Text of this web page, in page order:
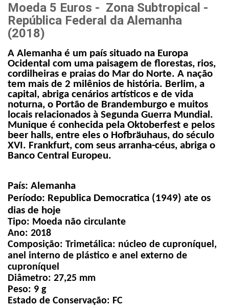
Moeda 5 Euros - Zona Subtropical -
República Federal da Alemanha
(2018)
A Alemanha é um país situado na Europa
Ocidental com uma paisagem de florestas, rios,
cordilheiras e praias do Mar do Norte. A nação
tem mais de 2 milênios de história. Berlim, a
capital, abriga cenários artísticos e de vida
noturna, o Portão de Brandemburgo e muitos
locais relacionados à Segunda Guerra Mundial.
Munique é conhecida pela Oktoberfest e pelos
beer halls, entre eles o Hofbräuhaus, do século
XVI. Frankfurt, com seus arranha-céus, abriga o
Banco Central Europeu.
País: Alemanha
Período: Republica Democratica (1949) ate os
dias de hoje
Tipo: Moeda não circulante
Ano: 2018
Composição: Trimetálica: núcleo de cuproníquel,
anel interno de plástico e anel externo de
cuproníquel
Diâmetro: 27,25 mm
Peso: 9 g
Estado de Conservação: FC